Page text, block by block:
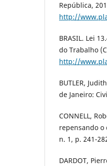
República,
http://
BRASIL. Lei
do Trabalho
http://
BUTLER,
de Janeiro:
CONNELL,
repensando o
n. 1, p. 241-
DARDOT,